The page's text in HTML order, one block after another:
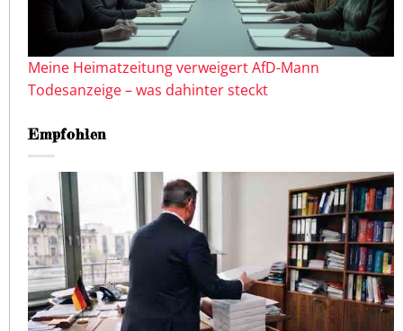
Meine Heimatzeitung verweigert AfD-Mann
Todesanzeige – was dahinter steckt
Empfohlen